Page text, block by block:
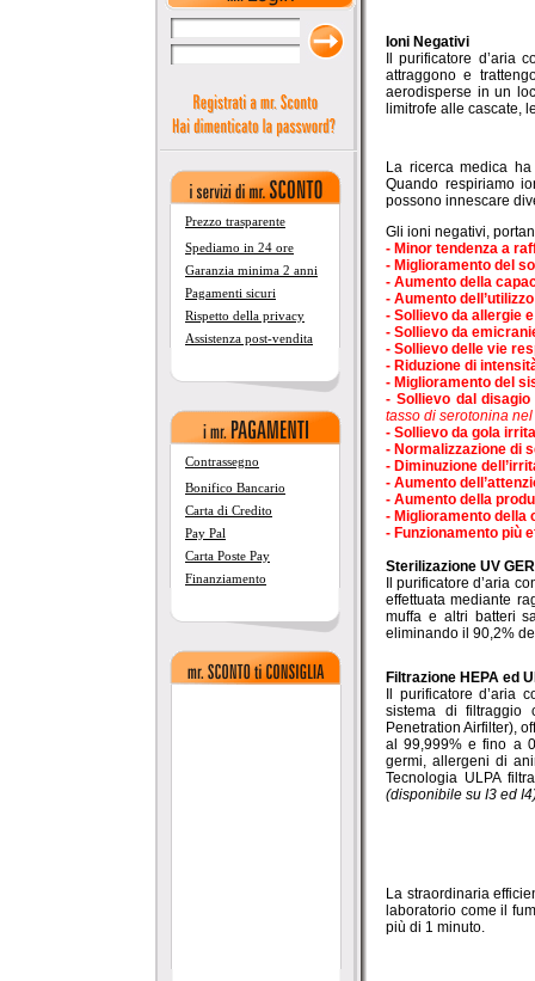
Prezzo trasparente
Spediamo in 24 ore
Garanzia minima 2 anni
Pagamenti sicuri
Rispetto della privacy
Assistenza post-vendita
Contrassegno
Bonifico Bancario
Carta di Credito
Pay Pal
Carta Poste Pay
Finanziamento
Ioni Negativi
Il purificatore d’aria
attraggono e
aerodisperse in un
limitrofe alle cascate,
La ricerca medica
Quando respiriamo
possono innescare
Gli ioni negativi,
- Minor tendenza a
- Miglioramento del
- Aumento della
- Aumento
- Sollievo da allergie
- Sollievo da
- Sollievo delle vie
- Riduzione di
- Miglioramento del
- Sollievo dal
tasso di serotonina
- Sollievo da gola
- Normalizzazione di
- Diminuzione
- Aumento
- Aumento della
- Miglioramento della
- Funzionamento più
Sterilizazione UV
Il purificatore d’aria
effettuata mediante
muffa e altri batteri
eliminando il 90,2%
Filtrazione HEPA ed
Il purificatore d’aria
sistema di filtraggio
Penetration Airfilter),
al 99,999% e fino a
germi, allergeni di
Tecnologia ULPA
(disponibile su I3 ed
La straordinaria
laboratorio come il
più di 1 minuto.